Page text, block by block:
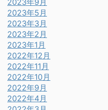
2023年5月
2023年3月
2023年2月
2023年1月
2022年12月
2022年11月
2022年10月
2022年9月
2022年4月